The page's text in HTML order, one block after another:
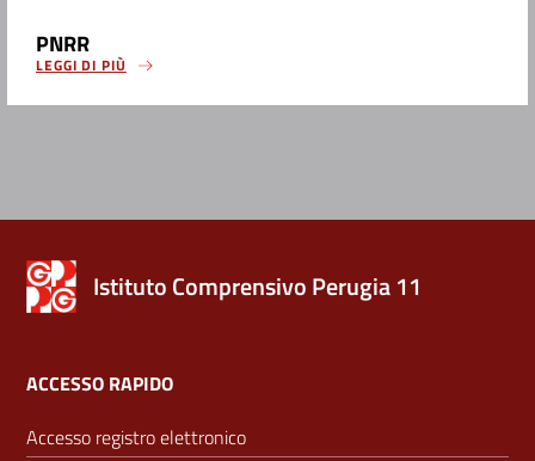
PNRR
LEGGI DI PIÙ
Istituto Comprensivo Perugia 11
ACCESSO RAPIDO
Accesso registro elettronico